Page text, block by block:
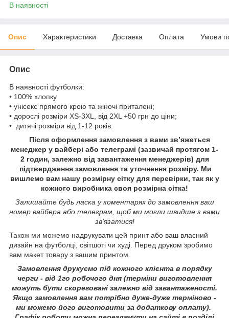
В наявності
Опис Характеристики Доставка Оплата Умови
Опис
В наявності футболки:
• 100% хлопку
• унісекс прямого крою та жіночі приталені;
• дорослі розміри XS-3XL, від 2XL +50 грн до ціни;
• дитячі розміри від 1-12 років.
Після оформлення замовлення з вами зв’яжеться
менеджер у вайбері або телеграмі (зазвичай протягом 1-
2 годин, залежно від завантаження менеджерів) для
підтвердження замовлення та уточнення розміру. Ми
вишлемо вам нашу розмірну сітку для перевірки, так як у
кожного виробника своя розмірна сітка!
Залишайте будь ласка у коментарях до замовлення ваш
номер вайбера або телеграм, щоб ми могли швидше з вами
зв'язатися!
Також ми можемо надрукувати цей принт або ваш власний
дизайн на футболці, світшоті чи худі. Перед друком зробимо
вам макет товару з вашим принтом.
Замовлення друкуємо під кожного клієнта в порядку
черги - від 1го робочого дня (терміни виготовлення
можуть бути скореговані залежно від завантаженості.
Якщо замовлення вам потрібно дуже-дуже терміново -
ми можемо його виготовити за додаткову оплату).